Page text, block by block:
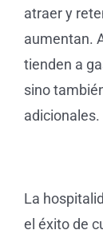
atraer y
aumentan.
tienden a
sino
adicionales.
La
el éxito de